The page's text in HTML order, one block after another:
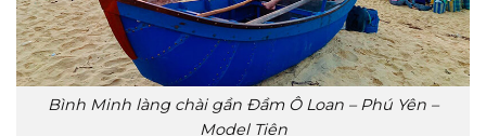
Bình Minh làng chài gần Đầm Ô Loan – Phú Yên –
Model Tiên